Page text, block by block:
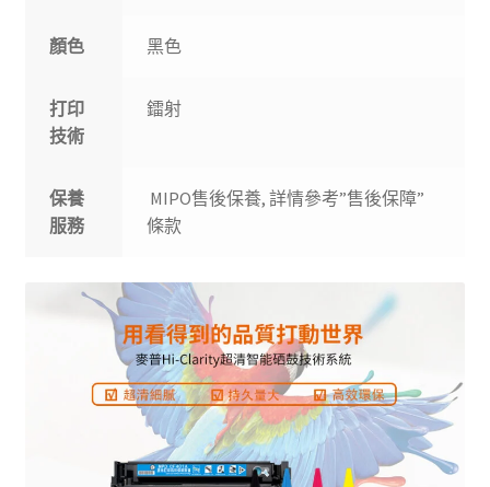
顏色 黑色
打印
技術
鐳射
保養
服務
MIPO售後保養, 詳情參考”售後保障”
條款